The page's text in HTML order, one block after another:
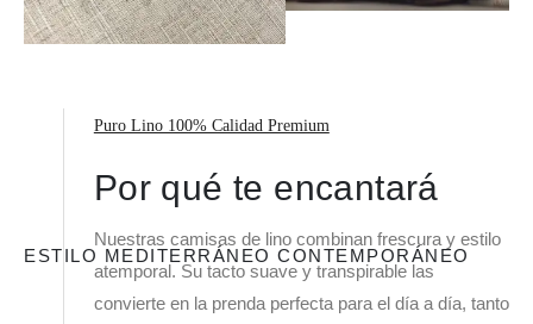
ESTILO MEDITERRÁNEO CONTEMPORÁNEO
Puro Lino 100% Calidad Premium
Por qué te encantará
Nuestras camisas de lino combinan frescura y estilo
atemporal. Su tacto suave y transpirable las
convierte en la prenda perfecta para el día a día, tanto